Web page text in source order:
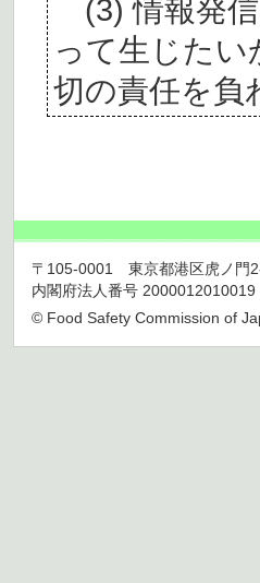
(3) 情報発
って生じた
切の責任を負
〒105-0001 東京都港区虎ノ門
内閣府法人番号 2000012010019
© Food Safety Commission of